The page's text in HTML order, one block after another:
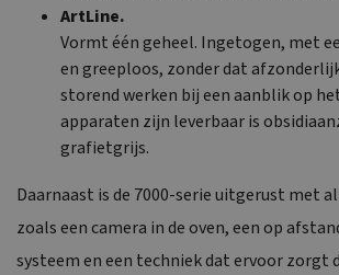
ArtLine.
Vormt één geheel. Ingetogen, met
en greeploos, zonder dat
storend werken bij een aanblik op
apparaten zijn leverbaar is
grafietgrijs.
Daarnaast is de 7000-serie uitgerust met
zoals een camera in de oven, een op
systeem en een techniek dat ervoor zorgt